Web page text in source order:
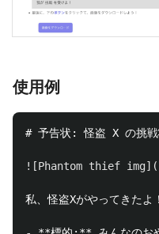
使用例
# 予告状: 怪盗 X の挑戦
![Phantom thief img](